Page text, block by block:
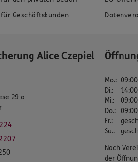
Geschäftskunden
Alice Czepiel
29 a
Mo.:
Di.:
Mi.:
Do.:
Fr.:
Sa.:
Nach
der